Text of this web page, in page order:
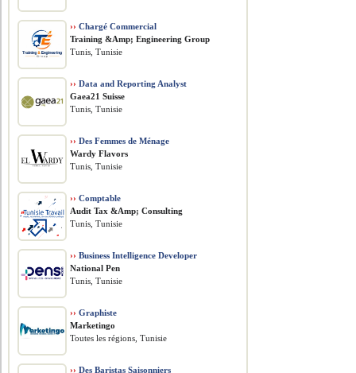
›› Chargé Commercial
Training &Amp; Engineering Group
Tunis, Tunisie
›› Data and Reporting Analyst
Gaea21 Suisse
Tunis, Tunisie
›› Des Femmes de Ménage
Wardy Flavors
Tunis, Tunisie
›› Comptable
Audit Tax &Amp; Consulting
Tunis, Tunisie
›› Business Intelligence Developer
National Pen
Tunis, Tunisie
›› Graphiste
Marketingo
Toutes les régions, Tunisie
›› Des Baristas Saisonniers